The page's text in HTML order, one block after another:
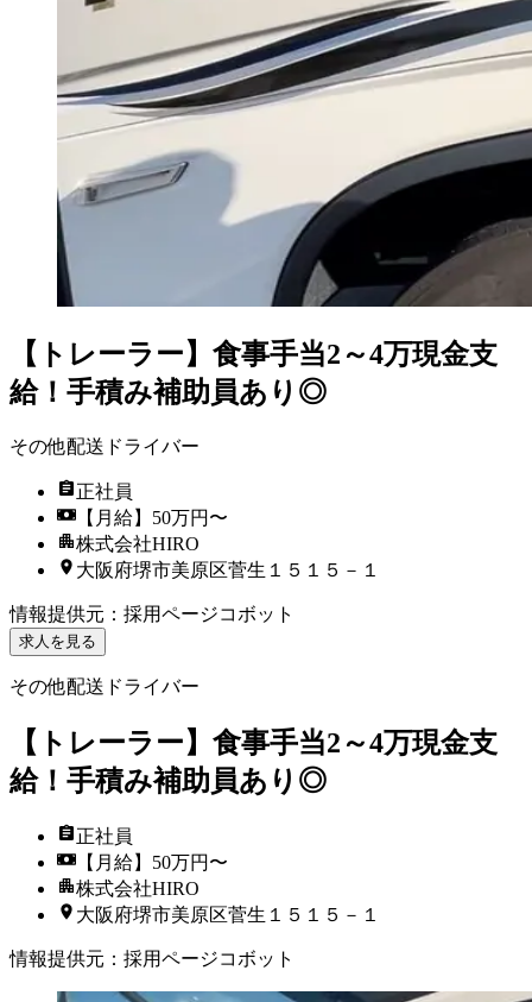
【トレーラー】食事手当2～4万現金支
給！手積み補助員あり◎
その他配送ドライバー
正社員
【月給】50万円〜
株式会社HIRO
大阪府堺市美原区菅生１５１５－１
情報提供元 ： 採用ページコボット
求人を見る
その他配送ドライバー
【トレーラー】食事手当2～4万現金支
給！手積み補助員あり◎
正社員
【月給】50万円〜
株式会社HIRO
大阪府堺市美原区菅生１５１５－１
情報提供元 ： 採用ページコボット